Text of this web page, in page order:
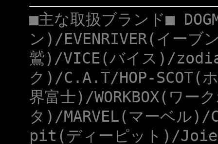
■主な取扱ブランド■
ン)/EVENRIVER(イーブ
鷲)/VICE(バイス)/
ク)/C.A.T/HOP-
界富士)/WORKBOX(ワ
タ)/MARVEL(マーベル
pit(ディーピット)/Joie(